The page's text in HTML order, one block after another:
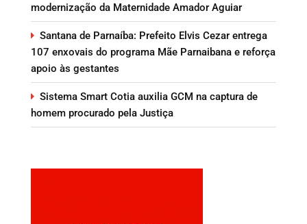
modernização da Maternidade Amador Aguiar
Santana de Parnaíba: Prefeito Elvis Cezar entrega
107 enxovais do programa Mãe Parnaibana e reforça
apoio às gestantes
Sistema Smart Cotia auxilia GCM na captura de
homem procurado pela Justiça